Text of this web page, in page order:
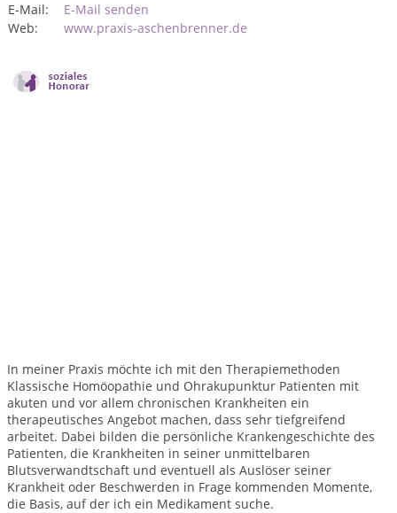
E-Mail:
E-Mail senden
Web:
www.praxis-aschenbrenner.de
In meiner Praxis möchte ich mit den Therapiemethoden
Klassische Homöopathie und Ohrakupunktur Patienten mit
akuten und vor allem chronischen Krankheiten ein
therapeutisches Angebot machen, dass sehr tiefgreifend
arbeitet. Dabei bilden die persönliche Krankengeschichte des
Patienten, die Krankheiten in seiner unmittelbaren
Blutsverwandtschaft und eventuell als Auslöser seiner
Krankheit oder Beschwerden in Frage kommenden Momente,
die Basis, auf der ich ein Medikament suche.